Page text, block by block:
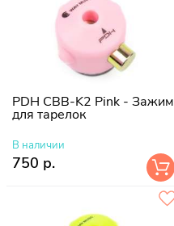
PDH CBB-K2 Pink - Зажим
для тарелок
В наличии
750 р.